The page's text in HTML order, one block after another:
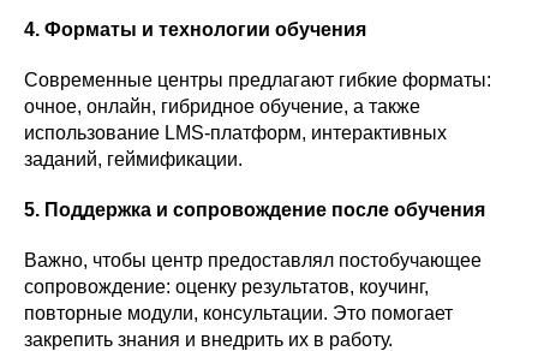
4. Форматы и технологии обучения
Современные центры предлагают гибкие форматы:
очное, онлайн, гибридное обучение, а также
использование LMS-платформ, интерактивных
заданий, геймификации.
5. Поддержка и сопровождение после обучения
Важно, чтобы центр предоставлял постобучающее
сопровождение: оценку результатов, коучинг,
повторные модули, консультации. Это помогает
закрепить знания и внедрить их в работу.